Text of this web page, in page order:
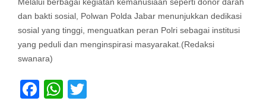
dan bakti sosial, Polwan Polda Jabar menunjukkan dedikasi
sosial yang tinggi, menguatkan peran Polri sebagai institusi
yang peduli dan menginspirasi masyarakat.(Redaksi
swanara)
Facebook
WhatsApp